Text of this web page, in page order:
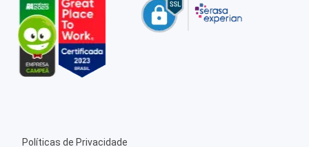
Políticas de Privacidade